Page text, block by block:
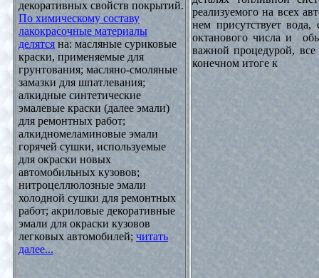
декоративных свойств покрытий.
По химическому составу
лакокрасочные материалы
делятся на: масляные суриковые
краски, применяемые для
грунтования; масляно-смоляные
замазки для шпатлевания;
алкидные синтетические
эмалевые краски (далее эмали)
для ремонтных работ;
алкидномеламиновые эмали
горячей сушки, используемые
для окраски новых
автомобильных кузовов;
нитроцеллюлозные эмали
холодной сушки для ремонтных
работ; акриловые декоративные
эмали для окраски кузовов
легковых автомобилей; читать
далее...
реализуемого на всех
нем присутствует
октанового числа и
важной процедурой, все
конечном итоге к